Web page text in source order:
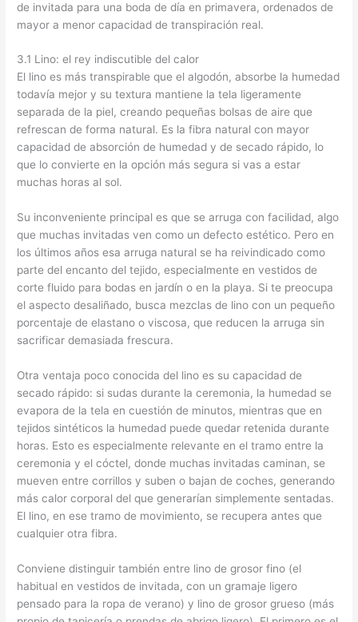
de invitada para una boda de día en primavera, ordenados de
mayor a menor capacidad de transpiración real.
3.1 Lino: el rey indiscutible del calor
El lino es más transpirable que el algodón, absorbe la humedad
todavía mejor y su textura mantiene la tela ligeramente
separada de la piel, creando pequeñas bolsas de aire que
refrescan de forma natural. Es la fibra natural con mayor
capacidad de absorción de humedad y de secado rápido, lo
que lo convierte en la opción más segura si vas a estar
muchas horas al sol.
Su inconveniente principal es que se arruga con facilidad, algo
que muchas invitadas ven como un defecto estético. Pero en
los últimos años esa arruga natural se ha reivindicado como
parte del encanto del tejido, especialmente en vestidos de
corte fluido para bodas en jardín o en la playa. Si te preocupa
el aspecto desaliñado, busca mezclas de lino con un pequeño
porcentaje de elastano o viscosa, que reducen la arruga sin
sacrificar demasiada frescura.
Otra ventaja poco conocida del lino es su capacidad de
secado rápido: si sudas durante la ceremonia, la humedad se
evapora de la tela en cuestión de minutos, mientras que en
tejidos sintéticos la humedad puede quedar retenida durante
horas. Esto es especialmente relevante en el tramo entre la
ceremonia y el cóctel, donde muchas invitadas caminan, se
mueven entre corrillos y suben o bajan de coches, generando
más calor corporal del que generarían simplemente sentadas.
El lino, en ese tramo de movimiento, se recupera antes que
cualquier otra fibra.
Conviene distinguir también entre lino de grosor fino (el
habitual en vestidos de invitada, con un gramaje ligero
pensado para la ropa de verano) y lino de grosor grueso (más